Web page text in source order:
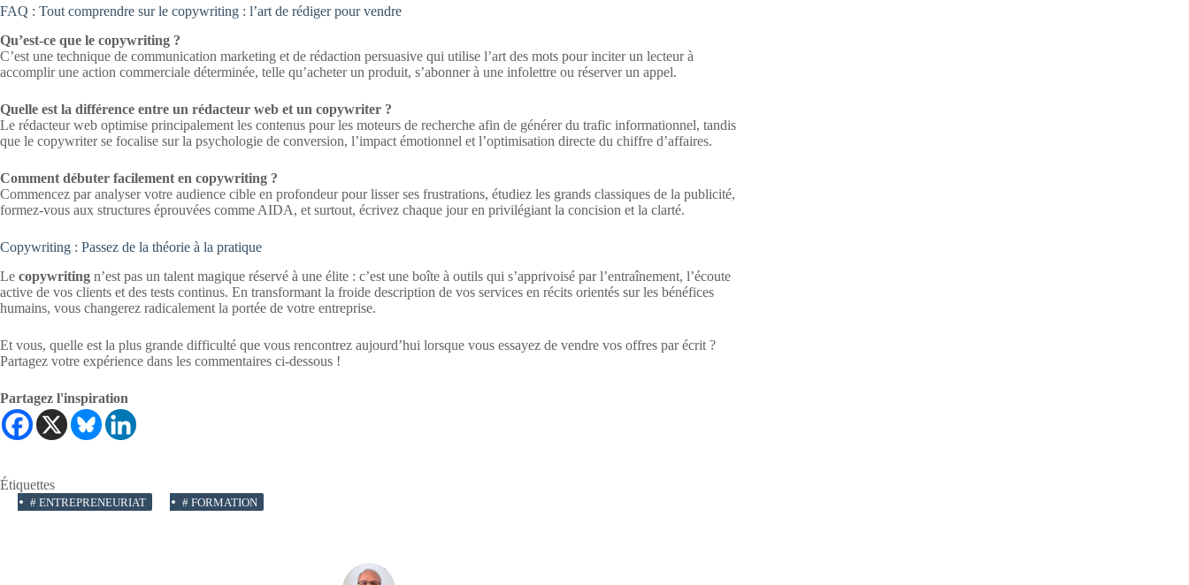
FAQ : Tout comprendre sur le copywriting : l’art de rédiger pour vendre
Qu’est-ce que le copywriting ?
C’est une technique de communication marketing et de rédaction persuasive qui utilise l’art des mots pour inciter un lecteur à
accomplir une action commerciale déterminée, telle qu’acheter un produit, s’abonner à une infolettre ou réserver un appel.
Quelle est la différence entre un rédacteur web et un copywriter ?
Le rédacteur web optimise principalement les contenus pour les moteurs de recherche afin de générer du trafic informationnel, tandis
que le copywriter se focalise sur la psychologie de conversion, l’impact émotionnel et l’optimisation directe du chiffre d’affaires.
Comment débuter facilement en copywriting ?
Commencez par analyser votre audience cible en profondeur pour lisser ses frustrations, étudiez les grands classiques de la publicité,
formez-vous aux structures éprouvées comme AIDA, et surtout, écrivez chaque jour en privilégiant la concision et la clarté.
Copywriting : Passez de la théorie à la pratique
Le copywriting n’est pas un talent magique réservé à une élite : c’est une boîte à outils qui s’apprivoisé par l’entraînement, l’écoute
active de vos clients et des tests continus. En transformant la froide description de vos services en récits orientés sur les bénéfices
humains, vous changerez radicalement la portée de votre entreprise.
Et vous, quelle est la plus grande difficulté que vous rencontrez aujourd’hui lorsque vous essayez de vendre vos offres par écrit ?
Partagez votre expérience dans les commentaires ci-dessous !
Partagez l'inspiration
Étiquettes
# ENTREPRENEURIAT # FORMATION